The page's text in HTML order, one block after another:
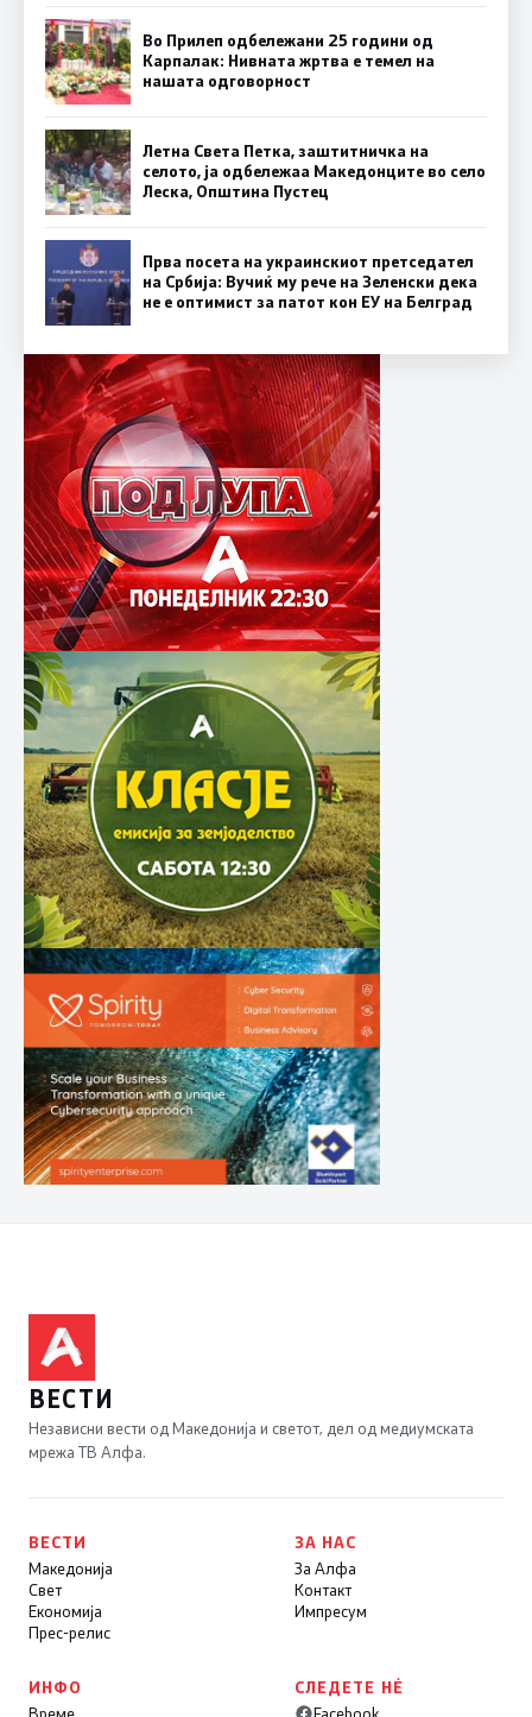
Во Прилеп одбележани 25 години од
Карпалак: Нивната жртва е темел на
нашата одговорност
Летна Света Петка, заштитничка на
селото, ја одбележаа Македонците во село
Леска, Општина Пустец
Прва посета на украинскиот претседател
на Србија: Вучиќ му рече на Зеленски дека
не е оптимист за патот кон ЕУ на Белград
ВЕСТИ
Независни вести од Македонија и светот, дел од медиумската
мрежа ТВ Алфа.
ВЕСТИ
Македонија
Свет
Економија
Прес-релис
ЗА НАС
За Алфа
Контакт
Импресум
ИНФО
СЛЕДЕТЕ НÉ